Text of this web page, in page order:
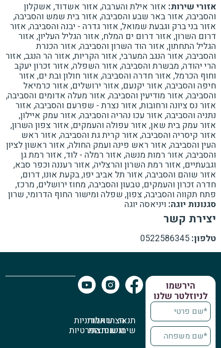
אזורי שירות: אזור אילת והערבה, אזור אשדוד, אשקלון
והסביבה, אזור באר שבע והסביבה, אזור בית שמש והסביבה,
אזור בני ברק וגבעת שמואל, אזור גדרה - יבנה והסביבה, אזור
דרום השרון, אזור דרום ים המלח, אזור הגליל העליון, אזור
הגליל התחתון, אזור הוד השרון והסביבה, אזור הכנרת
והסביבה, אזור הנגב המערבי, אזור הקריות, אזור הר הנגב, אזור
הרי יהודה, מבשרת והסביבה, אזור השפלה, אזור זכרון יעקב
וחוף הכרמל, אזור חדרה והסביבה, אזור חולון ובת ים, אזור
חיפה והסביבה, אזור יקנעם, אזור ירושלים, אזור כרמיאל
והסביבה, אזור מודיעין והסביבה, אזור מעלה אדומים והסביבה,
אזור נס ציונה ורחובות, אזור נצרת - שפרעם והסביבה, אזור
נתניה והסביבה, אזור עכו נהריה והסביבה, אזור עמק איילון,
אזור עמק בית שאן, אזור עפולה והעמקים, אזור צפון השרון,
אזור קיסריה והסביבה, אזור קרית גת והסביבה, אזור ראש
העין והסביבה, אזור ראש פינה ועמק החולה, אזור ראשון לציון
והסביבה, אזור רמות מנשה, אזור רמלה - לוד, אזור רמת גן
וגבעתיים, אזור רמת השרון והרצליה, אזור רעננה וכפר סבא,
אזור שוהם והסביבה, אזור תל אביב יפו, בקעת אונו, דרום,
חדרה זכרון והעמקים, טבעון והסביבה, מחוז ירושלים, מרכז,
פתח תקווה והסביבה, צפון, שפלה ומישור החוף הדרומי, שרון
סגנונות יוגה: ויניאסה יוגה
יצירת קשר
טלפון: 0522586345
הירשמו
לניוזלטר שלנו
תנאי
שימוש
הצהרת
נגישות
שאלות
נפוצות
מדיניות
הפרטיות